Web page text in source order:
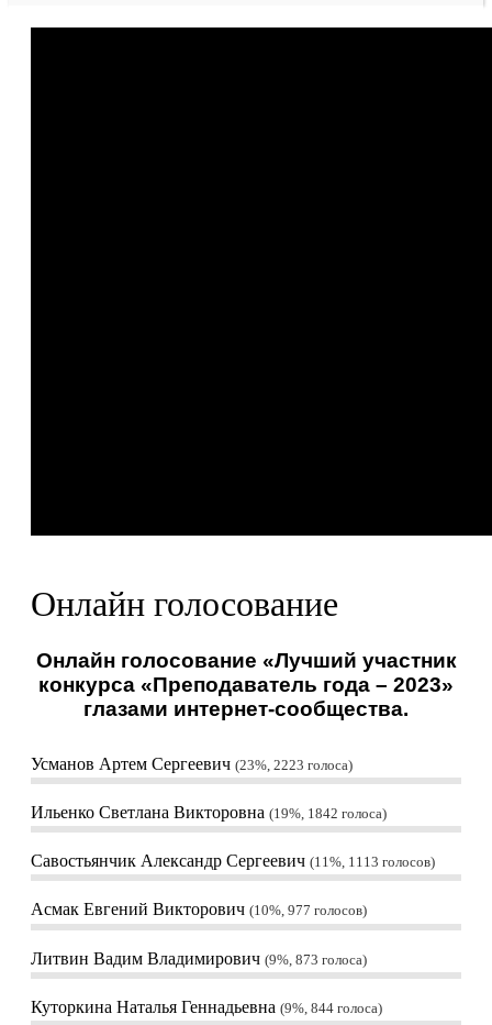
Онлайн голосование
Онлайн голосование «Лучший участник
конкурса «Преподаватель года – 2023»
глазами интернет-сообщества.
Усманов Артем Сергеевич 23%, 2223 голоса
Ильенко Светлана Викторовна 19%, 1842 голоса
Савостьянчик Александр Сергеевич 11%, 1113 голосов
Асмак Евгений Викторович 10%, 977 голосов
Литвин Вадим Владимирович 9%, 873 голоса
Куторкина Наталья Геннадьевна 9%, 844 голоса